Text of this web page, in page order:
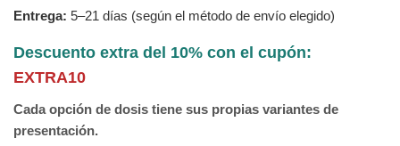
Entrega: 5–21 días (según el método de envío elegido)
Descuento extra del 10% con el cupón:
EXTRA10
Cada opción de dosis tiene sus propias variantes de
presentación.